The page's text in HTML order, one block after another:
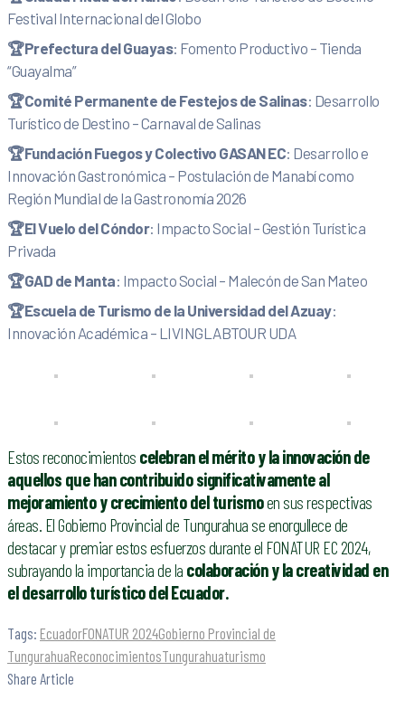
Festival Internacional del Globo
🏆Prefectura del Guayas: Fomento Productivo – Tienda
“Guayalma”
🏆Comité Permanente de Festejos de Salinas: Desarrollo
Turístico de Destino – Carnaval de Salinas
🏆Fundación Fuegos y Colectivo GASAN EC: Desarrollo e
Innovación Gastronómica – Postulación de Manabí como
Región Mundial de la Gastronomía 2026
🏆El Vuelo del Cóndor: Impacto Social – Gestión Turística
Privada
🏆GAD de Manta: Impacto Social – Malecón de San Mateo
🏆Escuela de Turismo de la Universidad del Azuay:
Innovación Académica – LIVINGLABTOUR UDA
Estos reconocimientos celebran el mérito y la innovación de
aquellos que han contribuido significativamente al
mejoramiento y crecimiento del turismoen sus respectivas
áreas. El Gobierno Provincial de Tungurahua se enorgullece de
destacar y premiar estos esfuerzos durante el FONATUR EC 2024,
subrayando la importancia de la colaboración y la creatividad en
el desarrollo turístico del Ecuador.
Tags: EcuadorFONATUR 2024Gobierno Provincial de
TungurahuaReconocimientosTungurahuaturismo
Share Article